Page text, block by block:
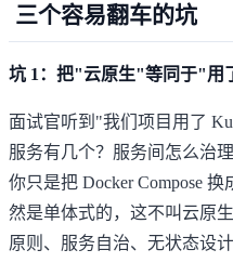
三个容易翻车的坑
坑 1：把"云原生"等同于"用
面试官听到"我们项目用了
服务有几个？服务间怎么治
你只是把 Docker Compose
然是单体式的，这不叫云原
原则、服务自治、无状态设